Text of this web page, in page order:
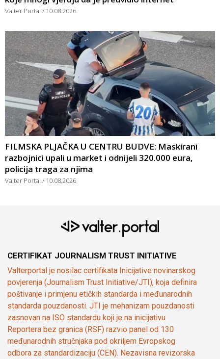
Valter Portal 10.08.2026
FILMSKA PLJAČKA U CENTRU BUDVE: Maskirani
razbojnici upali u market i odnijeli 320.000 eura,
policija traga za njima
Valter Portal 10.08.2026
CERTIFIKAT JOURNALISM TRUST INITIATIVE
Valterportal je nosilac certifikata Inicijative novinarskog
povjerenja (Journalism Trust Initiative/JTI), koja definira
poštivanje i primjenu etičkih standarda i međunarodnih
standarda pouzdanosti. JTI je mehanizam pouzdanosti
zasnovan na ISO standardu koji je na inicijativu
Reportera bez granica (RSF) razvio panel od 130
međunarodnih stručnjaka pod okriljem Evropskog
odbora za standardizaciju (CEN). Nezavisna revizorska